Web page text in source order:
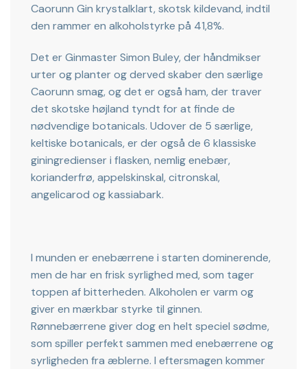
Caorunn Gin krystalklart, skotsk kildevand, indtil
den rammer en alkoholstyrke på 41,8%.
Det er Ginmaster Simon Buley, der håndmikser
urter og planter og derved skaber den særlige
Caorunn smag, og det er også ham, der traver
det skotske højland tyndt for at finde de
nødvendige botanicals. Udover de 5 særlige,
keltiske botanicals, er der også de 6 klassiske
giningredienser i flasken, nemlig enebær,
korianderfrø, appelskinskal, citronskal,
angelicarod og kassiabark.
I munden er enebærrene i starten dominerende,
men de har en frisk syrlighed med, som tager
toppen af bitterheden. Alkoholen er varm og
giver en mærkbar styrke til ginnen.
Rønnebærrene giver dog en helt speciel sødme,
som spiller perfekt sammen med enebærrene og
syrligheden fra æblerne. I eftersmagen kommer